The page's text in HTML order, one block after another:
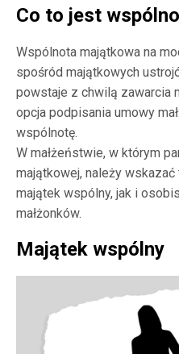
Co to jest
Wspólnota majątkowa na
spośród majątkowych
powstaje z chwilą zawarcia
opcja podpisania umowy
wspólnotę.
W małżeństwie, w którym
majątkowej, należy
majątek wspólny, jak i
małżonków.
Majątek wspólny